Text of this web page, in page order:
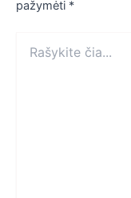
pažymėti *
čia...